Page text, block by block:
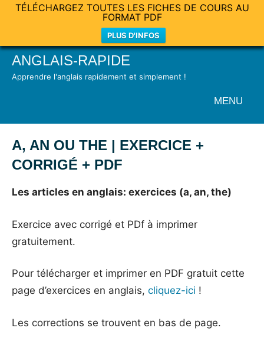
TÉLÉCHARGEZ TOUTES LES FICHES DE COURS AU
FORMAT PDF
PLUS D'INFOS
SkipANGLAIS-RAPIDE
Apprendre l'anglais rapidement et simplement !
MENU
A, AN OU THE | EXERCICE +
CORRIGÉ + PDF
on
mai
2021
Mat
Exercices
Les articles en anglais: exercices (a, an, the)
Exercice avec corrigé et PDf à imprimer
gratuitement.
Pour télécharger et imprimer en PDF gratuit cette
page d’exercices en anglais, cliquez-ici !
Les corrections se trouvent en bas de page.